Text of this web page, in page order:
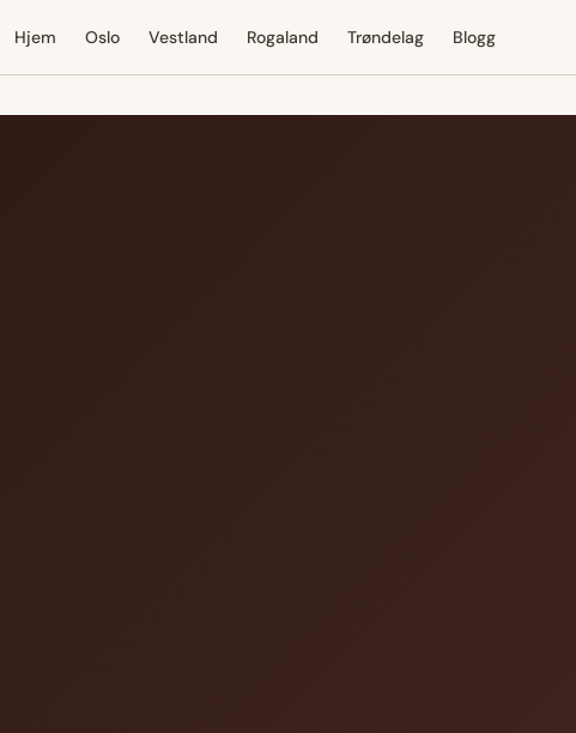
Hjem Oslo Vestland Rogaland Trøndelag Blogg